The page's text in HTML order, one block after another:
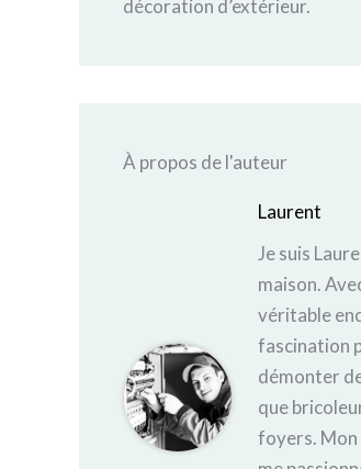
décoration d’extérieur.
À propos de l'auteur
Laurent
Je suis
maison.
véritable
fascination
démonter
que
foyers. Mon